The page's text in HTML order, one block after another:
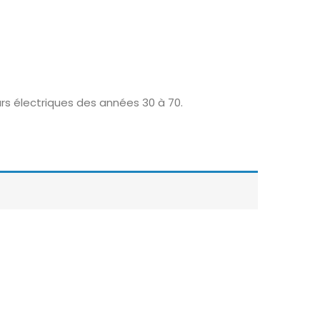
électriques des années 30 à 70.